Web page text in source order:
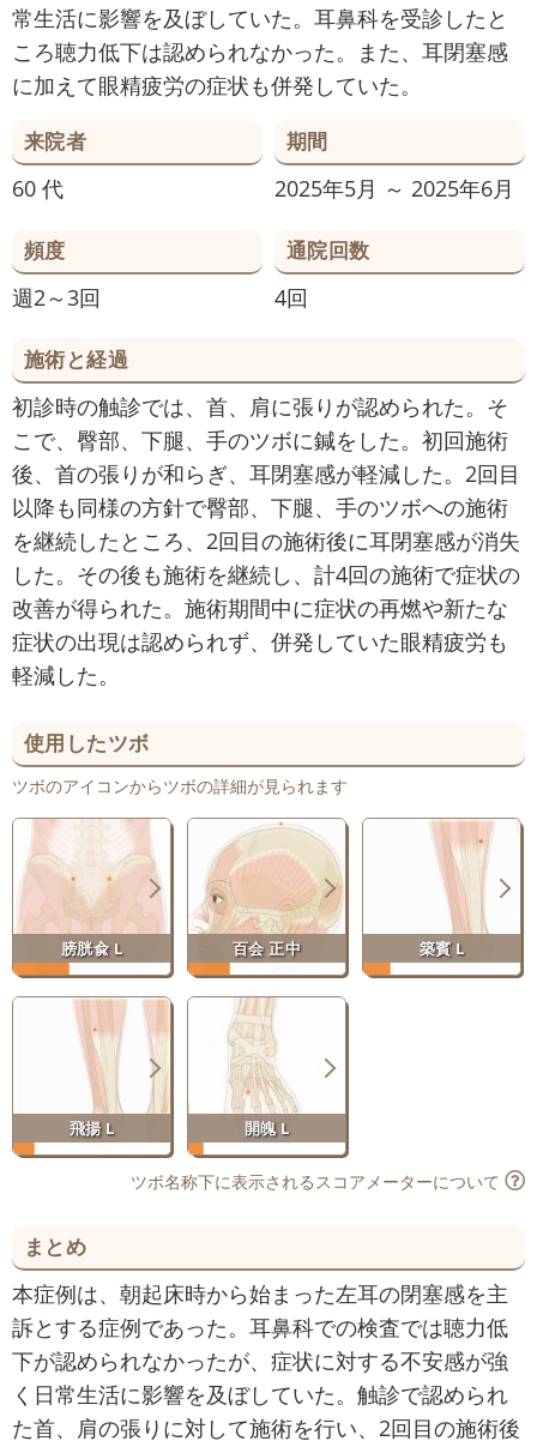
常生活に影響を及ぼしていた。耳鼻科を受診したと
ころ聴力低下は認められなかった。また、耳閉塞感
に加えて眼精疲労の症状も併発していた。
来院者
60 代
期間
2025年5月 ～ 2025年6月
頻度
週2～3回
通院回数
4回
施術と経過
初診時の触診では、首、肩に張りが認められた。そ
こで、臀部、下腿、手のツボに鍼をした。初回施術
後、首の張りが和らぎ、耳閉塞感が軽減した。2回目
以降も同様の方針で臀部、下腿、手のツボへの施術
を継続したところ、2回目の施術後に耳閉塞感が消失
した。その後も施術を継続し、計4回の施術で症状の
改善が得られた。施術期間中に症状の再燃や新たな
症状の出現は認められず、併発していた眼精疲労も
軽減した。
使用したツボ
ツボのアイコンからツボの詳細が見られます
膀胱兪 L 百会 正中 築賓 L
飛揚 L 開魄 L
ツボ名称下に表示されるスコアメーターについて
まとめ
本症例は、朝起床時から始まった左耳の閉塞感を主
訴とする症例であった。耳鼻科での検査では聴力低
下が認められなかったが、症状に対する不安感が強
く日常生活に影響を及ぼしていた。触診で認められ
た首、肩の張りに対して施術を行い、2回目の施術後